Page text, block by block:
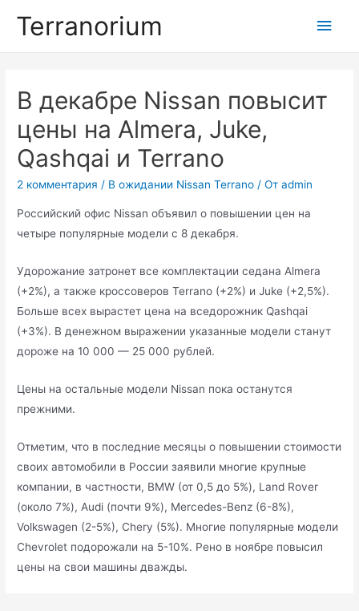
Terranorium
В декабре Nissan повысит
цены на Almera, Juke,
Qashqai и Terrano
2 комментария / В ожидании Nissan Terrano / От admin
Российский офис Nissan объявил о повышении цен на
четыре популярные модели с 8 декабря.
Удорожание затронет все комплектации седана Almera
(+2%), а также кроссоверов Terrano (+2%) и Juke (+2,5%).
Больше всех вырастет цена на вседорожник Qashqai
(+3%). В денежном выражении указанные модели станут
дороже на 10 000 — 25 000 рублей.
Цены на остальные модели Nissan пока останутся
прежними.
Отметим, что в последние месяцы о повышении стоимости
своих автомобили в России заявили многие крупные
компании, в частности, BMW (от 0,5 до 5%), Land Rover
(около 7%), Audi (почти 9%), Mercedes-Benz (6-8%),
Volkswagen (2-5%), Chery (5%). Многие популярные модели
Chevrolet подорожали на 5-10%. Рено в ноябре повысил
цены на свои машины дважды.